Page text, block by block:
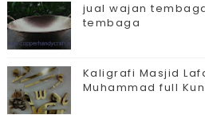
jual wajan
tembaga
Kaligrafi Masjid
Muhammad full